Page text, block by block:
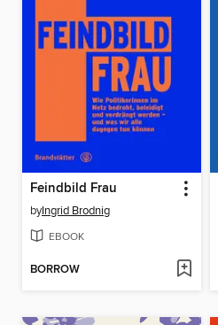
Feindbild Frau
byIngrid Brodnig
EBOOK
BORROW